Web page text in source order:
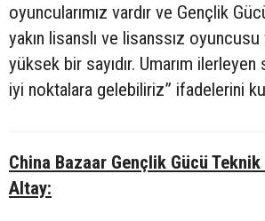
oyuncularımız vardır ve Gençlik
yakın lisanslı ve lisanssız
yüksek bir sayıdır. Umarım
iyi noktalara gelebiliriz” ifadelerini
China Bazaar Gençlik Gücü
Altay: